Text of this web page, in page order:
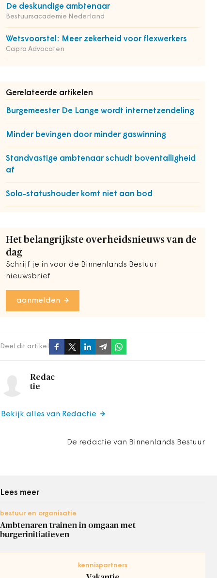
De deskundige ambtenaar
Bestuursacademie Nederland
Wetsvoorstel: Meer zekerheid voor flexwerkers
Capra Advocaten
Gerelateerde artikelen
Burgemeester De Lange wordt internetzendeling
Minder bevingen door minder gaswinning
Standvastige ambtenaar schudt boventalligheid
af
Solo-statushouder komt niet aan bod
Het belangrijkste overheidsnieuws van de
dag
Schrijf je in voor de Binnenlands Bestuur
nieuwsbrief
aanmelden
Deel dit artikel
Redac
tie
De redactie van Binnenlands Bestuur
Bekijk alles van Redactie
Lees meer
bestuur en organisatie
Ambtenaren trainen in omgaan met
burgerinitiatieven
kennispartners